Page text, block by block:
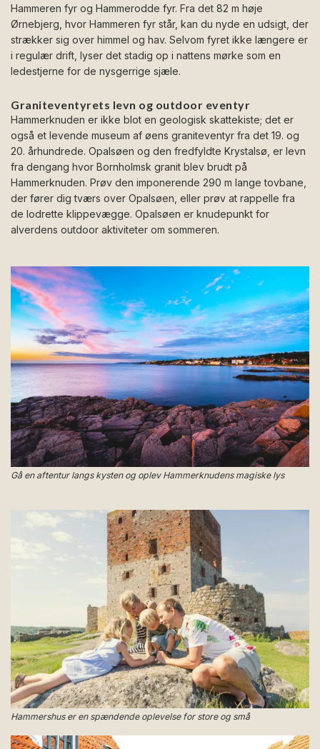
Hammeren fyr og Hammerodde fyr. Fra det 82 m høje
Ørnebjerg, hvor Hammeren fyr står, kan du nyde en udsigt, der
strækker sig over himmel og hav. Selvom fyret ikke længere er
i regulær drift, lyser det stadig op i nattens mørke som en
ledestjerne for de nysgerrige sjæle.
Graniteventyrets levn og outdoor eventyr
Hammerknuden er ikke blot en geologisk skattekiste; det er
også et levende museum af øens graniteventyr fra det 19. og
20. århundrede. Opalsøen og den fredfyldte Krystalsø, er levn
fra dengang hvor Bornholmsk granit blev brudt på
Hammerknuden. Prøv den imponerende 290 m lange tovbane,
der fører dig tværs over Opalsøen, eller prøv at rappelle fra
de lodrette klippevægge. Opalsøen er knudepunkt for
alverdens outdoor aktiviteter om sommeren.
Gå en aftentur langs kysten og oplev Hammerknudens magiske lys
Hammershus er en spændende oplevelse for store og små